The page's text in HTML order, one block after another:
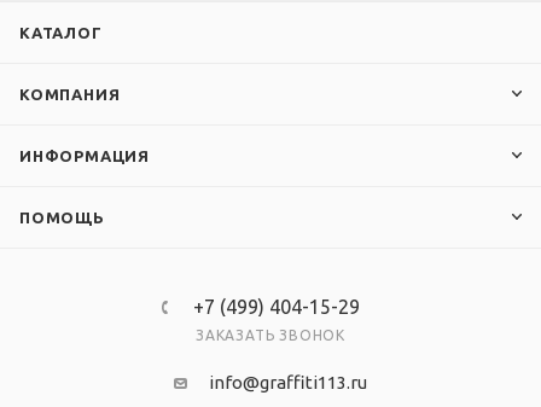
КАТАЛОГ
КОМПАНИЯ
ИНФОРМАЦИЯ
ПОМОЩЬ
+7 (499) 404-15-29
ЗАКАЗАТЬ ЗВОНОК
info@graffiti113.ru